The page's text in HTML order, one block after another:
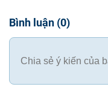
Bình luận (0)